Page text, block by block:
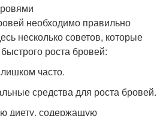
необходимо правильно
несколько советов, которые
роста бровей:
часто.
средства для роста бровей.
диету, содержащую